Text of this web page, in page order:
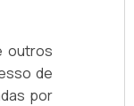
outros
de
por